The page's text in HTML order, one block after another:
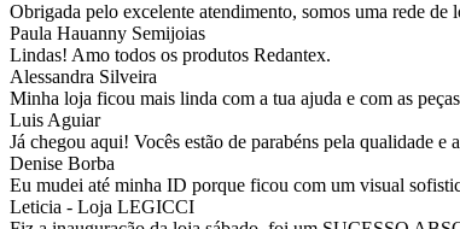
Obrigada pelo excelente atendimento, somos uma rede
Paula Hauanny Semijoias
Lindas! Amo todos os produtos Redantex.
Alessandra Silveira
Minha loja ficou mais linda com a tua ajuda e com as
Luis Aguiar
Já chegou aqui! Vocês estão de parabéns pela qualidade e
Denise Borba
Eu mudei até minha ID porque ficou com um visual
Leticia - Loja LEGICCI